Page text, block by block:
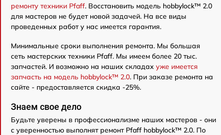
ремонту техники Pfaff. Восстановить модель hobbylock™ 2.0
для мастеров не будет новой задачей. На все виды
проведенных работ у нас имеется гарантия.
Минимальные сроки выполнения ремонта. Мы большая
сеть мастерских техники Pfaff. Мы имеем более 20 тыс.
запчастей. И возможно на наших складах уже имеется
запчасть на модель hobbylock™ 2.0. При заказе ремонта на
сайте - предоставляется скидка -25%.
Знаем свое дело
Будьте уверены в профессионализме наших мастеров - они
с уверенностью выполнят ремонт Pfaff hobbylock™ 2.0. По